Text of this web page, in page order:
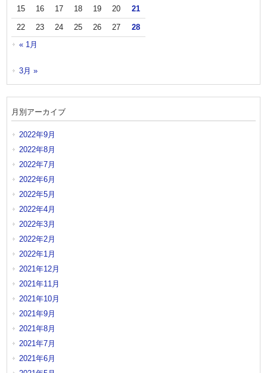
15 16 17 18 19 20 21
22 23 24 25 26 27 28
« 1月
3月 »
月別アーカイブ
2022年9月
2022年8月
2022年7月
2022年6月
2022年5月
2022年4月
2022年3月
2022年2月
2022年1月
2021年12月
2021年11月
2021年10月
2021年9月
2021年8月
2021年7月
2021年6月